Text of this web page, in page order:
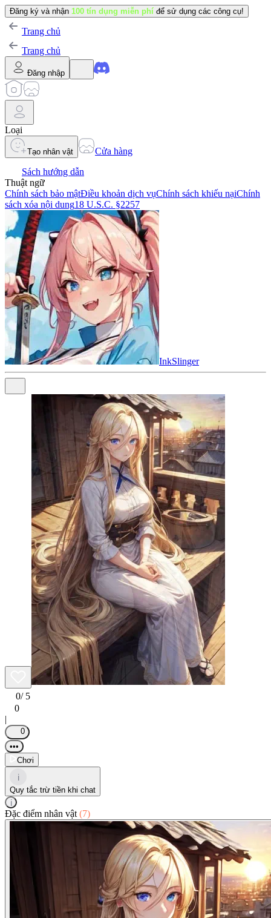
Đăng ký và nhận 100 tín dụng miễn phí để sử dụng các công cụ!
Trang chủ
Trang chủ
Đăng nhập
Loại
Tạo nhân vật
Cửa hàng
Sách hướng dẫn
Thuật ngữ
Chính sách bảo mậtĐiều khoản dịch vụChính sách khiếu nạiChính
sách xóa nội dung18 U.S.C. §2257
InkSlinger
0/ 5
0
|
0
•••
Chơi
i
Quy tắc trừ tiền khi chat
i
Đặc điểm nhân vật (7)